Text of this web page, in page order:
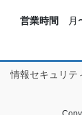
営業時間 月
情報セキュリテ